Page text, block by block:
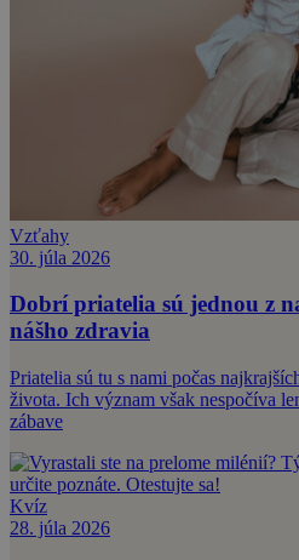
Vzťahy
30. júla 2026
Dobrí priatelia sú jednou z
nášho zdravia
Priatelia sú tu s nami počas
života. Ich význam však nespočíva
zábave
Kvíz
28. júla 2026